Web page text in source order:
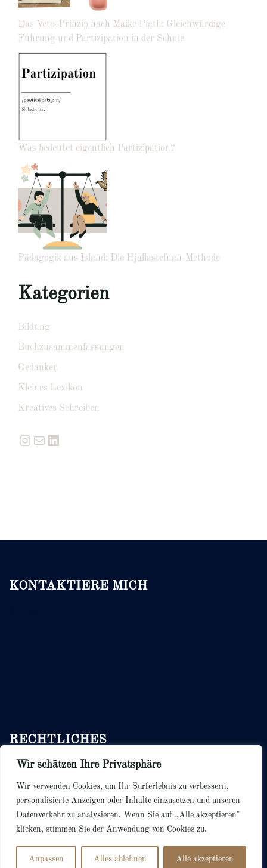
Wir schätzen Ihre Privatsphäre
Wir verwenden Cookies, um Ihr Surferlebnis zu verbessern,
personalisierte Anzeigen oder Inhalte einzusetzen und unseren
Datenverkehr zu analysieren. Wenn Sie auf „Alle akzeptieren"
klicken, stimmen Sie der Anwendung von Cookies zu.
Anpassen Alles ablehnen Alle akzeptieren
Das Veto-Prinzip nach Maike Plath: Gleichwürdige
Führung und Partizipation in der Schule
Was bedeutet eigentlich Partizipation?
Pädagogik aus Island: Die Hjallastefnan-Methode
Kategorien
Bildung
Buchzusammenfassungen
Gedanken
Kleines Lexikon
Kreatives Schreiben
Instagram
E-MailLinkedIn
KONTAKTIERE MICH
RECHTLICHES
Bedingungen & Konditionen
© 2026 Dotted Paper.